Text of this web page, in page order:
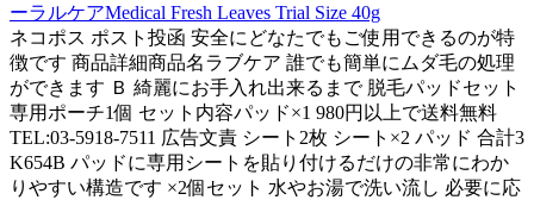
ーラルケアMedical Fresh Leaves Trial Size 40g
ネコポス ポスト投函 安全にどなたでもご使用できるのが特
徴です 商品詳細商品名ラブケア 誰でも簡単にムダ毛の処理
ができます Ｂ 綺麗にお手入れ出来るまで 脱毛パッドセット
専用ポーチ1個 セット内容パッド×1 980円以上で送料無料
TEL:03-5918-7511 広告文責 シート2枚 シート×2 パッド 合計3
K654B パッドに専用シートを貼り付けるだけの非常にわか
りやすい構造です ×2個セット 水やお湯で洗い流し 必要に応